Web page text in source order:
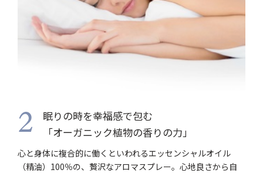
2
眠りの時を幸福感で包む
「オーガニック植物の香りの力」
心と身体に複合的に働くといわれるエッセンシャルオイル
（精油）100％の、贅沢なアロマスプレー。心地良さから自